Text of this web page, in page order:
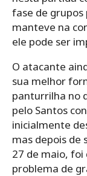
fase de grupos
manteve na
ele pode ser
O atacante
sua melhor
panturrilha no
pelo Santos
inicialmente
mas depois de
27 de maio,
problema de